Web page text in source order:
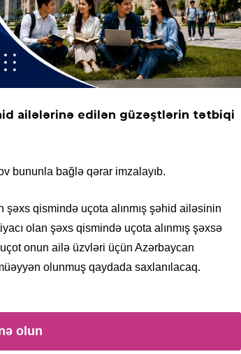
ailələrinə edilən güzəştlərin tətbiqi
bununla bağlə qərar imzalayıb.
şəxs qismində uçota alınmış şəhid ailəsinin
olan şəxs qismində uçota alınmış şəxsə
onun ailə üzvləri üçün Azərbaycan
olunmuş qaydada saxlanılacaq.
olun